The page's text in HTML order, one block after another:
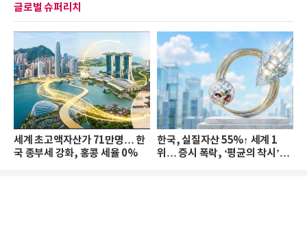
글로벌 슈퍼리치
세계 초고액자산가 71만명… 한
국 종부세 강화, 홍콩 세율 0%
한국, 실질자산 55%↑ 세계 1
위… 증시 폭락, ‘평균의 착시’와